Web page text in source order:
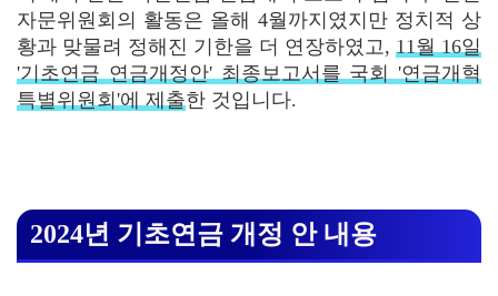
자문위원회의 활동은 올해 4월까지였지만 정치적 상
황과 맞물려 정해진 기한을 더 연장하였고, 11월 16일
'기초연금 연금개정안' 최종보고서를 국회 '연금개혁
특별위원회'에 제출한 것입니다.
2024년 기초연금 개정 안 내용